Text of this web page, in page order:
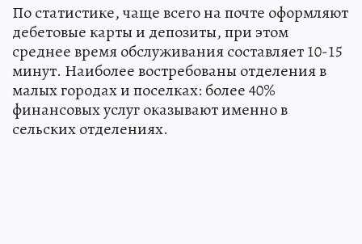
По статистике, чаще всего на почте оформляют
дебетовые карты и депозиты, при этом
среднее время обслуживания составляет 10-15
минут. Наиболее востребованы отделения в
малых городах и поселках: более 40%
финансовых услуг оказывают именно в
сельских отделениях.